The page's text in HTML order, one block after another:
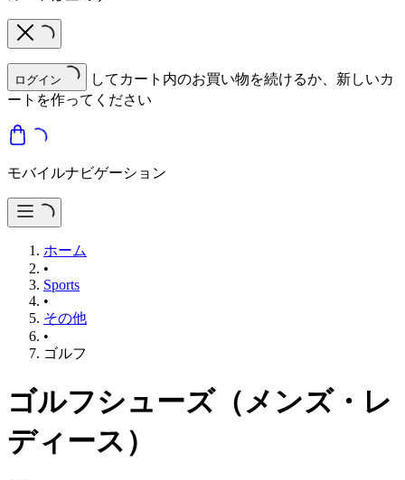
ログイン
してカート内のお買い物を続けるか、新しいカ
ートを作ってください
モバイルナビゲーション
ホーム
•
Sports
•
その他
•
ゴルフ
ゴルフシューズ（メンズ・レ
ディース）